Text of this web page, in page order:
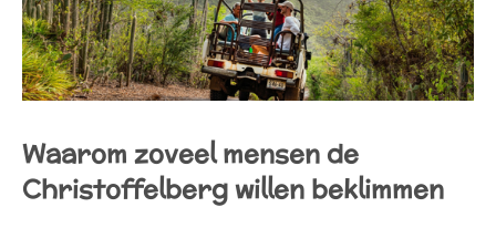
Waarom zoveel mensen de
Christoffelberg willen beklimmen